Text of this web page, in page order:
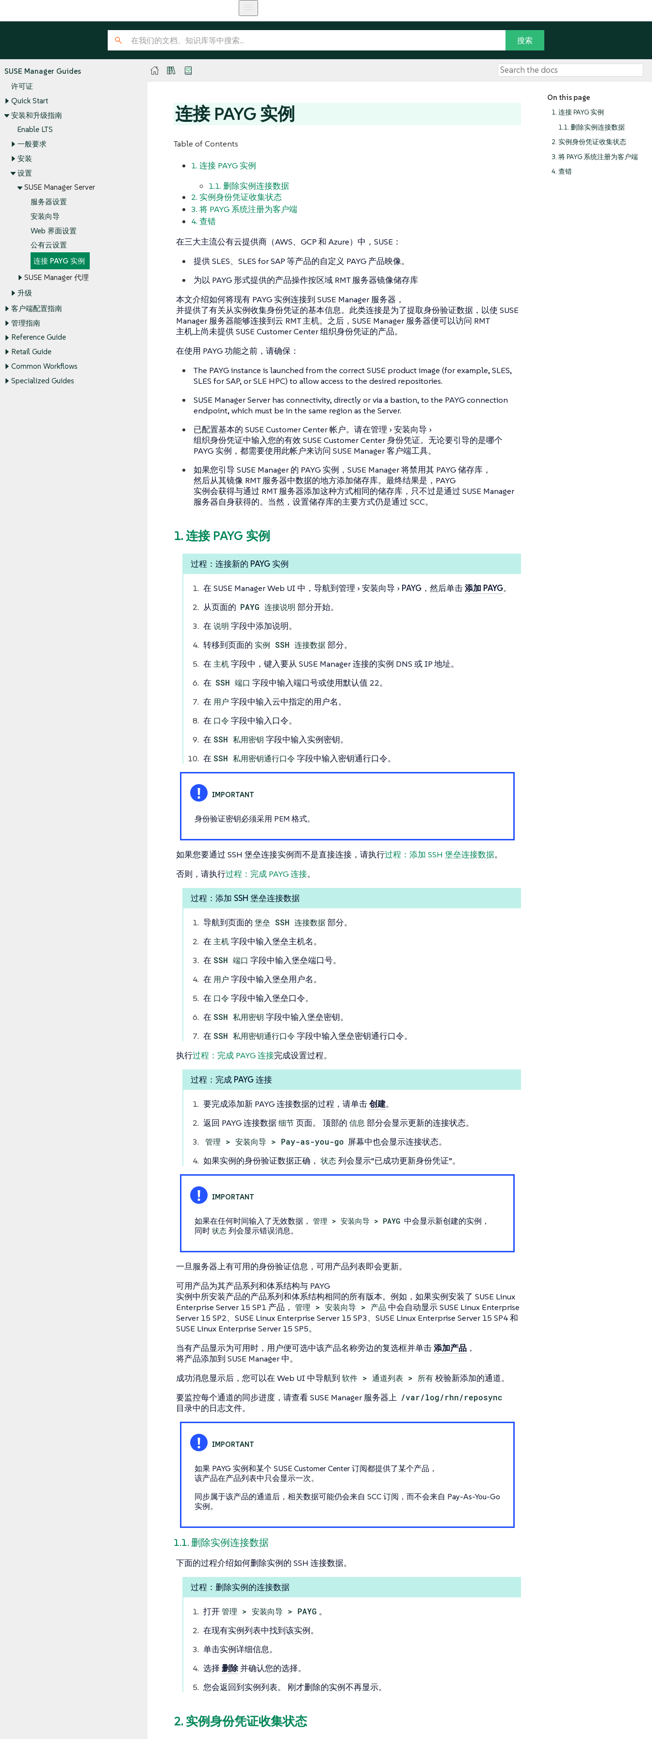
SUSE Manager Guides
许可证
Quick Start
安装和升级指南
Enable LTS
一般要求
安装
设置
SUSE Manager Server
服务器设置
安装向导
Web 界面设置
公有云设置
连接 PAYG 实例
SUSE Manager 代理
升级
客户端配置指南
管理指南
Reference Guide
Retail Guide
Common Workflows
Specialized Guides
On this page
1. 连接 PAYG 实例
1.1. 删除实例连接数据
2. 实例身份凭证收集状态
3. 将 PAYG 系统注册为客户端
4. 查错
连接 PAYG 实例
Table of Contents
1. 连接 PAYG 实例
1.1. 删除实例连接数据
2. 实例身份凭证收集状态
3. 将 PAYG 系统注册为客户端
4. 查错
在三大主流公有云提供商（AWS、GCP 和 Azure）中，SUSE：
提供 SLES、SLES for SAP 等产品的自定义 PAYG 产品映像。
为以 PAYG 形式提供的产品操作按区域 RMT 服务器镜像储存库
本文介绍如何将现有 PAYG 实例连接到 SUSE Manager 服务器，
并提供了有关从实例收集身份凭证的基本信息。此类连接是为了提取身份验证数据，以使 SUSE
Manager 服务器能够连接到云 RMT 主机。之后，SUSE Manager 服务器便可以访问 RMT
主机上尚未提供 SUSE Customer Center 组织身份凭证的产品。
在使用 PAYG 功能之前，请确保：
The PAYG instance is launched from the correct SUSE product image (for example, SLES,
SLES for SAP, or SLE HPC) to allow access to the desired repositories.
SUSE Manager Server has connectivity, directly or via a bastion, to the PAYG connection
endpoint, which must be in the same region as the Server.
已配置基本的 SUSE Customer Center 帐户。请在管理
安装向导
组织身份凭证中输入您的有效 SUSE Customer Center 身份凭证。无论要引导的是哪个
PAYG 实例，都需要使用此帐户来访问 SUSE Manager 客户端工具。
如果您引导 SUSE Manager 的 PAYG 实例，SUSE Manager 将禁用其 PAYG 储存库，
然后从其镜像 RMT 服务器中数据的地方添加储存库。最终结果是，PAYG
实例会获得与通过 RMT 服务器添加这种方式相同的储存库，只不过是通过 SUSE Manager
服务器自身获得的。当然，设置储存库的主要方式仍是通过 SCC。
1. 连接 PAYG 实例
过程：连接新的 PAYG 实例
在 SUSE Manager Web UI 中，导航到管理 安装向导 PAYG，然后单击添加 PAYG。
从页面的 PAYG 连接说明 部分开始。
在 说明 字段中添加说明。
转移到页面的 实例 SSH 连接数据 部分。
在 主机 字段中，键入要从 SUSE Manager 连接的实例 DNS 或 IP 地址。
在 SSH 端口 字段中输入端口号或使用默认值 22。
在 用户 字段中输入云中指定的用户名。
在 口令 字段中输入口令。
在 SSH 私用密钥 字段中输入实例密钥。
在 SSH 私用密钥通行口令 字段中输入密钥通行口令。
身份验证密钥必须采用 PEM 格式。
如果您要通过 SSH 堡垒连接实例而不是直接连接，请执行过程：添加 SSH 堡垒连接数据。
否则，请执行过程：完成 PAYG 连接。
过程：添加 SSH 堡垒连接数据
导航到页面的 堡垒 SSH 连接数据 部分。
在 主机 字段中输入堡垒主机名。
在 SSH 端口 字段中输入堡垒端口号。
在 用户 字段中输入堡垒用户名。
在 口令 字段中输入堡垒口令。
在 SSH 私用密钥 字段中输入堡垒密钥。
在 SSH 私用密钥通行口令 字段中输入堡垒密钥通行口令。
执行过程：完成 PAYG 连接完成设置过程。
过程：完成 PAYG 连接
要完成添加新 PAYG 连接数据的过程，请单击创建。
返回 PAYG 连接数据 细节 页面。 顶部的 信息 部分会显示更新的连接状态。
管理 > 安装向导 > Pay-as-you-go 屏幕中也会显示连接状态。
如果实例的身份验证数据正确， 状态 列会显示“已成功更新身份凭证”。
如果在任何时间输入了无效数据， 管理 > 安装向导 > PAYG 中会显示新创建的实例，
同时 状态 列会显示错误消息。
一旦服务器上有可用的身份验证信息，可用产品列表即会更新。
可用产品为其产品系列和体系结构与 PAYG
实例中所安装产品的产品系列和体系结构相同的所有版本。例如，如果实例安装了 SUSE Linux
Enterprise Server 15 SP1 产品， 管理 > 安装向导 > 产品 中会自动显示 SUSE Linux Enterprise
Server 15 SP2、SUSE Linux Enterprise Server 15 SP3、SUSE Linux Enterprise Server 15 SP4 和
SUSE Linux Enterprise Server 15 SP5。
当有产品显示为可用时，用户便可选中该产品名称旁边的复选框并单击添加产品，
将产品添加到 SUSE Manager 中。
成功消息显示后，您可以在 Web UI 中导航到 软件 > 通道列表 > 所有 校验新添加的通道。
要监控每个通道的同步进度，请查看 SUSE Manager 服务器上 /var/log/rhn/reposync
目录中的日志文件。
如果 PAYG 实例和某个 SUSE Customer Center 订阅都提供了某个产品，
该产品在产品列表中只会显示一次。
同步属于该产品的通道后，相关数据可能仍会来自 SCC 订阅，而不会来自 Pay-As-You-Go
实例。
1.1. 删除实例连接数据
下面的过程介绍如何删除实例的 SSH 连接数据。
过程：删除实例的连接数据
打开 管理 > 安装向导 > PAYG 。
在现有实例列表中找到该实例。
单击实例详细信息。
选择 删除并确认您的选择。
您会返回到实例列表。 刚才删除的实例不再显示。
2. 实例身份凭证收集状态